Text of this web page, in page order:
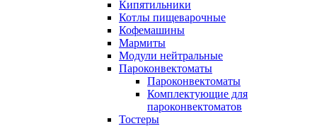
Кипятильники
Котлы пищеварочные
Кофемашины
Мармиты
Модули нейтральные
Пароконвектоматы
Пароконвектоматы
Комплектующие для
пароконвектоматов
Тостеры